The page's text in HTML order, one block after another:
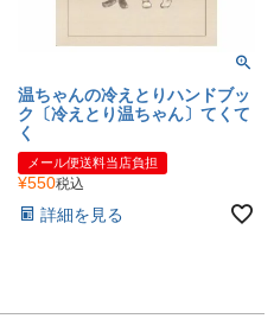
温ちゃんの冷えとりハンドブッ
ク〔冷えとり温ちゃん〕てくて
く
メール便送料当店負担
¥550税込
詳細を見る